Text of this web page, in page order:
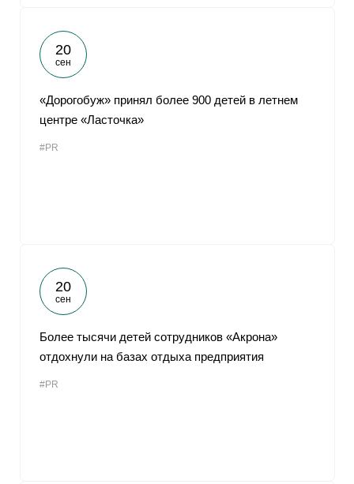
20
сен
«Дорогобуж» принял более 900 детей в летнем
центре «Ласточка»
#PR
20
сен
Более тысячи детей сотрудников «Акрона»
отдохнули на базах отдыха предприятия
#PR